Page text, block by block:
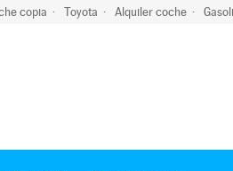
copia Toyota Alquiler coche